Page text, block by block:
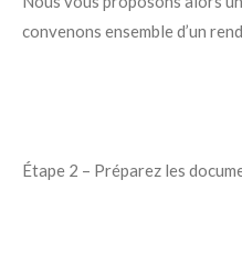
convenons ensemble d’un
Étape 2 – Préparez les